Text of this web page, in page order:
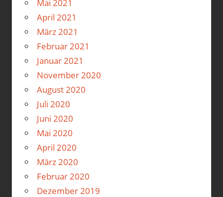
Mai 2021
April 2021
März 2021
Februar 2021
Januar 2021
November 2020
August 2020
Juli 2020
Juni 2020
Mai 2020
April 2020
März 2020
Februar 2020
Dezember 2019